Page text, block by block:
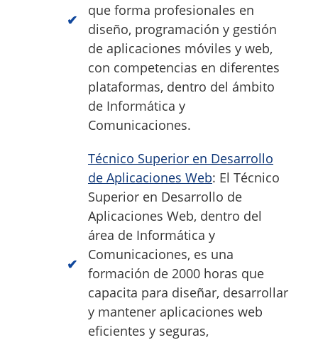
que forma profesionales en
diseño, programación y gestión
de aplicaciones móviles y web,
con competencias en diferentes
plataformas, dentro del ámbito
de Informática y
Comunicaciones.
Técnico Superior en Desarrollo
de Aplicaciones Web: El Técnico
Superior en Desarrollo de
Aplicaciones Web, dentro del
área de Informática y
Comunicaciones, es una
formación de 2000 horas que
capacita para diseñar, desarrollar
y mantener aplicaciones web
eficientes y seguras,